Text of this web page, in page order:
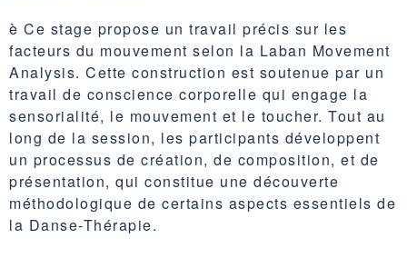
è Ce stage propose un travail précis sur les
facteurs du mouvement selon la Laban Movement
Analysis. Cette construction est soutenue par un
travail de conscience corporelle qui engage la
sensorialité, le mouvement et le toucher. Tout au
long de la session, les participants développent
un processus de création, de composition, et de
présentation, qui constitue une découverte
méthodologique de certains aspects essentiels de
la Danse-Thérapie.